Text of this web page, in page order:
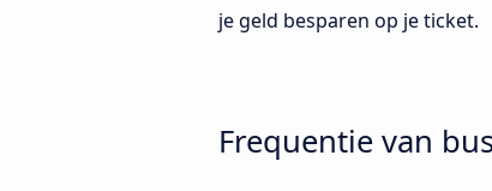
je geld besparen op je ticket.
Frequentie van